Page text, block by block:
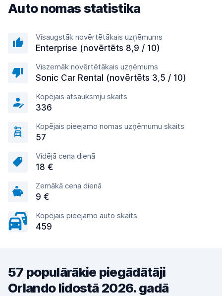
Auto nomas statistika
Visaugstāk novērtētākais uzņēmums
Enterprise (novērtēts 8,9 / 10)
Viszemāk novērtētākais uzņēmums
Sonic Car Rental (novērtēts 3,5 / 10)
Kopējais atsauksmju skaits
336
Kopējais pieejamo nomas uzņēmumu skaits
57
Vidējā cena dienā
18 €
Zemākā cena dienā
9 €
Kopējais pieejamo auto skaits
459
57 populārākie piegādātāji
Orlando lidostā 2026. gadā